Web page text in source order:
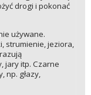
drogi i pokonać
używane.
strumienie, jeziora,
jary itp. Czarne
np. głazy,